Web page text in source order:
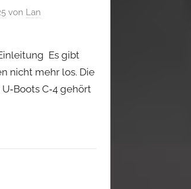
von Lan
Es gibt
nicht mehr los. Die
C‑4 gehört